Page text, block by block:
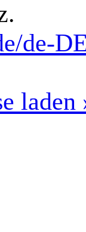
de-
laden